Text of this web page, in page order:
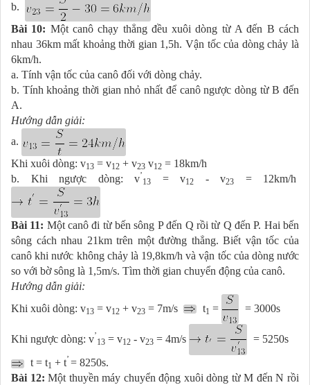
b.
Bài 10: Một canô chạy thẳng đều xuôi dòng từ A đến B cách
nhau 36km mất khoảng thời gian 1,5h. Vận tốc của dòng chảy là
6km/h.
a. Tính vận tốc của canô đối với dòng chảy.
b. Tính khoảng thời gian nhỏ nhất để canô ngược dòng từ B đến
A.
Hướng dẫn giải:
a.
Khi xuôi dòng: v13 = v12­ + v23 v12 = 18km/h
b. Khi ngược dòng: v’
13 = v12­ - v23 = 12km/h
Bài 11: Một canô đi từ bến sông P đến Q rồi từ Q đến P. Hai bến
sông cách nhau 21km trên một đường thẳng. Biết vận tốc của
canô khi nước không chảy là 19,8km/h và vận tốc của dòng nước
so với bờ sông là 1,5m/s. Tìm thời gian chuyển động của canô.
Hướng dẫn giải:
Khi xuôi dòng: v13 = v12­ + v23 = 7m/s t1 = = 3000s
Khi ngược dòng: v’
13 = v12­ - v23 = 4m/s = 5250s
t = t1 + t’ = 8250s.
Bài 12: Một thuyền máy chuyển động xuôi dòng từ M đến N rồi